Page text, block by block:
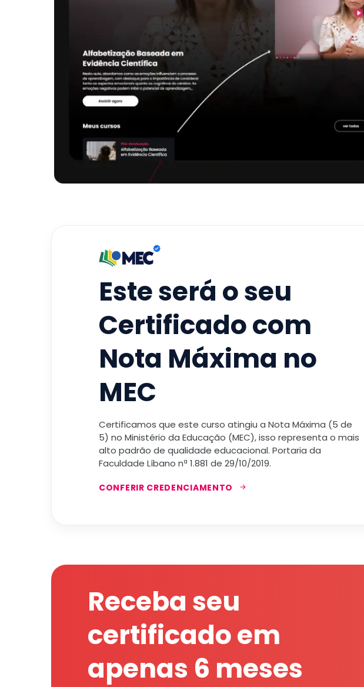
Este será o seu
Certificado com
Nota Máxima no
MEC
Certificamos que este curso atingiu a Nota Máxima (5 de
5) no Ministério da Educação (MEC), isso representa o mais
alto padrão de qualidade educacional. Portaria da
Faculdade Líbano nª 1.881 de 29/10/2019.
CONFERIR CREDENCIAMENTO
Receba seu
certificado em
apenas 6 meses